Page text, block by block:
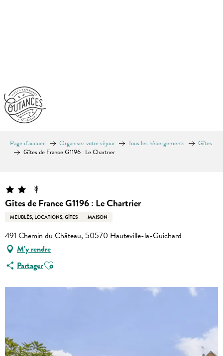
Page d’accueil Organisez votre séjour Tous les hébergements
Gîtes
Gîtes de France G1196 : Le Chartrier
Gîtes de France G1196 : Le Chartrier
MEUBLÉS, LOCATIONS, GÎTES MAISON
Equinoxe
491 Chemin du Château, 50570 Hauteville-la-Guichard
M'y rendre
PartagerAjouter aux favoris